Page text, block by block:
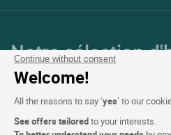
Continue without consent
Welcome!
All the reasons to say ‘yes’ to our
See offers tailoredto your interests.
Notre sélection
et en Europe
Top Pays